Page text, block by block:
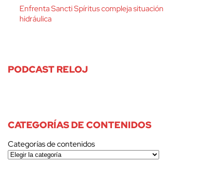
Enfrenta Sancti Spíritus compleja situación
hidráulica
PODCAST RELOJ
CATEGORÍAS DE CONTENIDOS
Categorías de contenidos